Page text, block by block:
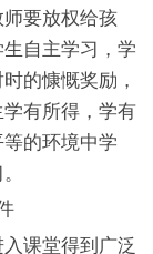
要放权给孩
自主学习，学
的慷慨奖励，
有所得，学有
的环境中学
课堂得到广泛